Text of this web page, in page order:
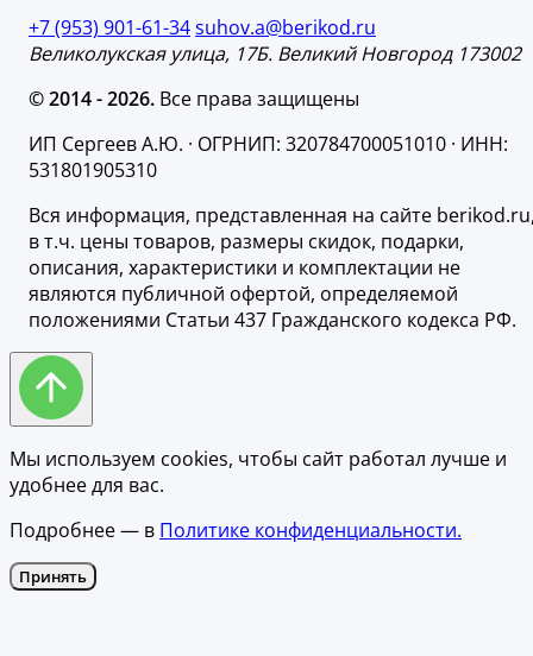
+7 (953) 901-61-34suhov.a@berikod.ru
Великолукская улица, 17Б. Великий Новгород 173002
© 2014 - 2026. Все права защищены
ИП Сергеев А.Ю. · ОГРНИП: 320784700051010 · ИНН:
531801905310
Вся информация, представленная на сайте
в т.ч. цены товаров, размеры скидок, подарки,
описания, характеристики и комплектации не
являются публичной офертой, определяемой
положениями Статьи 437 Гражданского кодекса РФ.
Мы используем cookies, чтобы сайт работал лучше и
удобнее для вас.
Подробнее — в Политике конфиденциальности.
Принять